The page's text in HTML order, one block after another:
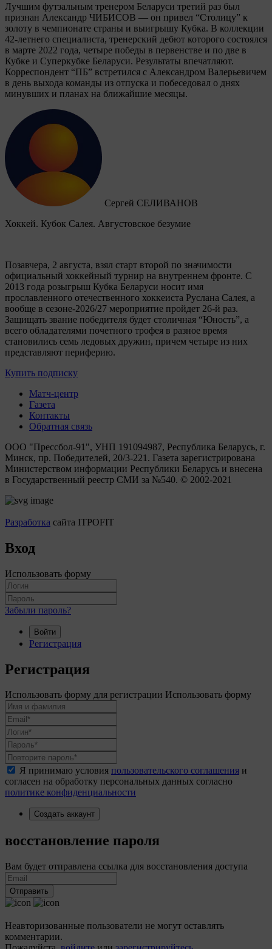
Лучшим футзальным тренером Беларуси третий раз был
признан Александр ЧИБИСОВ — он привел “Столицу” к
золоту в чемпионате страны и выигрышу Кубка. В коллекции
42-летнего специалиста, тренерский дебют которого состоялся
в марте 2022 года, четыре победы в первенстве и по две в
Кубке и Суперкубке Беларуси. Результаты впечатляют.
Корреспондент “ПБ” встретился с Александром Валерьевичем
в день выхода команды из отпуска и побеседовал о днях
минувших и планах на ближайшие месяцы.
Сергей СЕЛИВАНОВ
Хоккей. Кубок Салея. Августовское безумие
Позавчера, 2 августа, взял старт второй по значимости
официальный хоккейный турнир на внутреннем фронте. C
2013 года розыгрыш Кубка Беларуси носит имя
прославленного отечественного хоккеиста Руслана Салея, а
вообще в сезоне-2026/27 мероприятие пройдет 26-й раз.
Защищать звание победителя будет столичная “Юность”, а
всего обладателями почетного трофея в разное время
становились семь ледовых дружин, причем четыре из них
представляют периферию.
Купить подписку
Матч-центр
Газета
Контакты
Обратная связь
ООО "Прессбол-91", УНП 191094987, Республика Беларусь, г.
Минск, пр. Победителей, 20/3-221. Газета зарегистрирована
Министерством информации Республики Беларусь и внесена
в Государственный реестр СМИ за №540. © 2002-2021
Разработка сайта ITPOFIT
Вход
Использовать форму
Забыли пароль?
Войти
Регистрация
Регистрация
Использовать форму для регистрации Использовать форму
Я принимаю условия пользовательского соглашения и
согласен на обработку персональных данных согласно
политике конфиденциальности
Создать аккаунт
восстановление пароля
Вам будет отправлена ссылка для восстановления доступа
Отправить
Неавторизованные пользователи не могут оставлять
комментарии.